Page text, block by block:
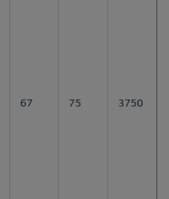
67 75 3750